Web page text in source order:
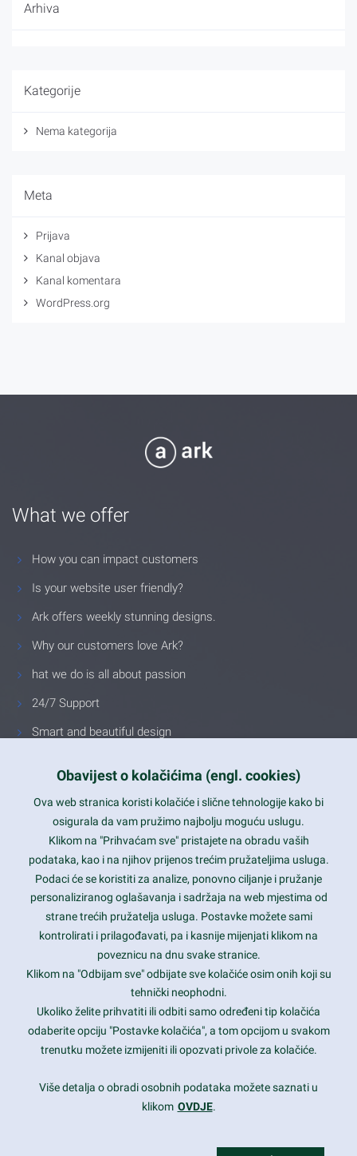
Arhiva
Kategorije
Nema kategorija
Meta
Prijava
Kanal objava
Kanal komentara
WordPress.org
What we offer
How you can impact customers
Is your website user friendly?
Ark offers weekly stunning designs.
Why our customers love Ark?
hat we do is all about passion
24/7 Support
Smart and beautiful design
Latest trends and much more...
Contact Info
1600 Amphitheatre Parkway, Mountain View, CA 94043
prothemes.net@gmail.com
Daily: 9:00 am - 6:00 pm
Sunday: Closed
Copyright 2017FRESHFACE© All Rights Reserved
Obavijest o kolačićima (engl. cookies)
Ova web stranica koristi kolačiće i slične tehnologije kako bi
osigurala da vam pružimo najbolju moguću uslugu.
Klikom na "Prihvaćam sve" pristajete na obradu vaših
podataka, kao i na njihov prijenos trećim pružateljima usluga.
Podaci će se koristiti za analize, ponovno ciljanje i pružanje
personaliziranog oglašavanja i sadržaja na web mjestima od
strane trećih pružatelja usluga. Postavke možete sami
kontrolirati i prilagođavati, pa i kasnije mijenjati klikom na
poveznicu na dnu svake stranice.
Klikom na "Odbijam sve" odbijate sve kolačiće osim onih koji su
tehnički neophodni.
Ukoliko želite prihvatiti ili odbiti samo određeni tip kolačića
odaberite opciju "Postavke kolačića", a tom opcijom u svakom
trenutku možete izmijeniti ili opozvati privole za kolačiće.
Više detalja o obradi osobnih podataka možete saznati u
klikom OVDJE.